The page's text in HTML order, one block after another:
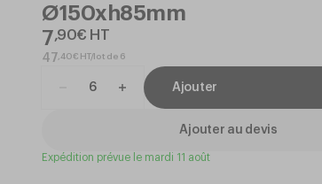
Ø150xh85mm
7,90€ HT
47 ,40€ HT/lot de 6
Ajouter
Ajouter au devis
Expédition prévue le mardi 11 août